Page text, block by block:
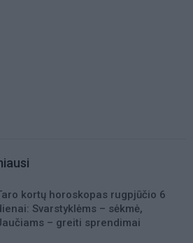
kortų horoskopas rugpjūčio 6
Svarstyklėms – sėkmė,
– greiti sprendimai